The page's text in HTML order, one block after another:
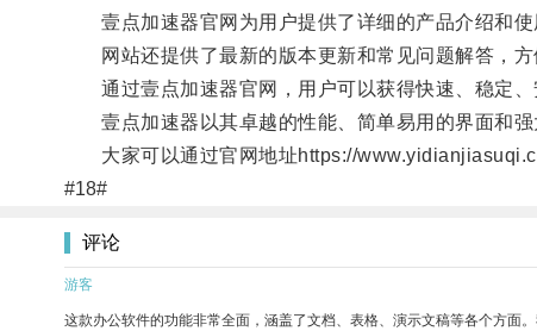
壹点加速器官网为用户提供了详细的产品介绍和使
网站还提供了最新的版本更新和常见问题解答，方
通过壹点加速器官网，用户可以获得快速、稳定、
壹点加速器以其卓越的性能、简单易用的界面和强
大家可以通过官网地址https://
#18#
评论
游客
这款办公软件的功能非常全面，涵盖了文档、表格、演示文稿等各个方面